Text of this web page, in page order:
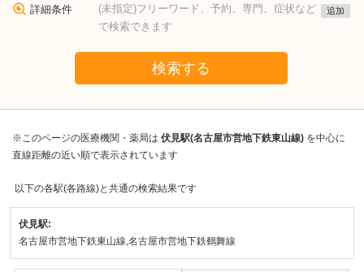
詳細条件
(未指定)フリーワード、予約、専門、症状など
で検索できます
追加
検索する
※このページの医療機関・薬局は 伏見駅(名古屋市営地下鉄東山線) を中心に
直線距離の近い順で表示されています
以下の各駅(各路線)と共通の検索結果です
伏見駅:
名古屋市営地下鉄東山線,名古屋市営地下鉄鶴舞線